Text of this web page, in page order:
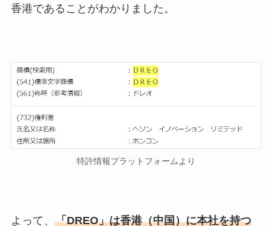
香港であることがわかりました。
特許情報プラットフォームより
よって、 「DREO」は香港（中国）に本社を持つ